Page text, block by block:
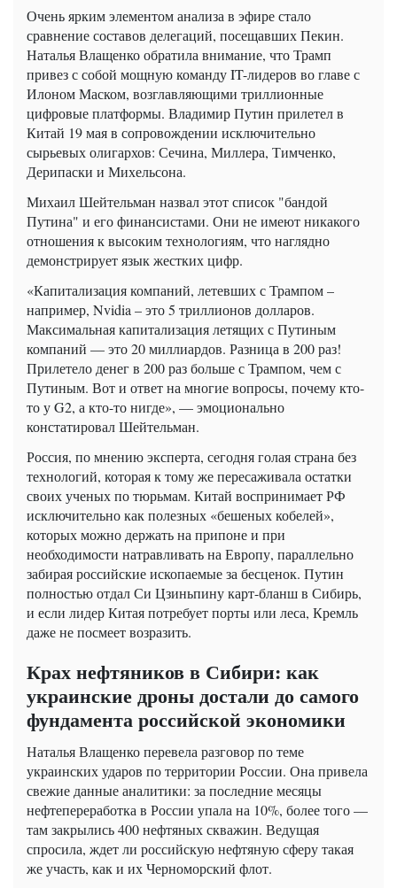
Очень ярким элементом анализа в эфире стало
сравнение составов делегаций, посещавших Пекин.
Наталья Влащенко обратила внимание, что Трамп
привез с собой мощную команду IT-лидеров во главе с
Илоном Маском, возглавляющими триллионные
цифровые платформы. Владимир Путин прилетел в
Китай 19 мая в сопровождении исключительно
сырьевых олигархов: Сечина, Миллера, Тимченко,
Дерипаски и Михельсона.
Михаил Шейтельман назвал этот список "бандой
Путина" и его финансистами. Они не имеют никакого
отношения к высоким технологиям, что наглядно
демонстрирует язык жестких цифр.
«Капитализация компаний, летевших с Трампом –
например, Nvidia – это 5 триллионов долларов.
Максимальная капитализация летящих с Путиным
компаний — это 20 миллиардов. Разница в 200 раз!
Прилетело денег в 200 раз больше с Трампом, чем с
Путиным. Вот и ответ на многие вопросы, почему кто-
то у G2, а кто-то нигде», — эмоционально
констатировал Шейтельман.
Россия, по мнению эксперта, сегодня голая страна без
технологий, которая к тому же пересаживала остатки
своих ученых по тюрьмам. Китай воспринимает РФ
исключительно как полезных «бешеных кобелей»,
которых можно держать на припоне и при
необходимости натравливать на Европу, параллельно
забирая российские ископаемые за бесценок. Путин
полностью отдал Си Цзиньпину карт-бланш в Сибирь,
и если лидер Китая потребует порты или леса, Кремль
даже не посмеет возразить.
Крах нефтяников в Сибири: как
украинские дроны достали до самого
фундамента российской экономики
Наталья Влащенко перевела разговор по теме
украинских ударов по территории России. Она привела
свежие данные аналитики: за последние месяцы
нефтепереработка в России упала на 10%, более того —
там закрылись 400 нефтяных скважин. Ведущая
спросила, ждет ли российскую нефтяную сферу такая
же участь, как и их Черноморский флот.